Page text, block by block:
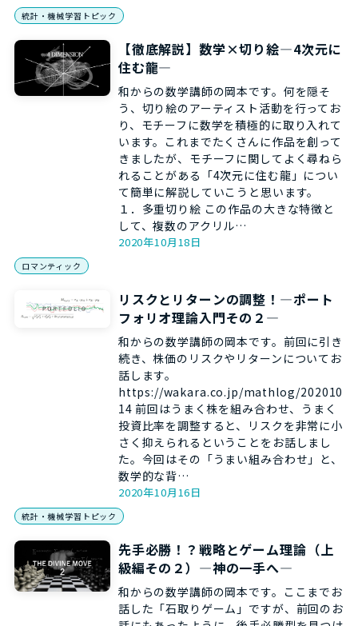
統計・機械学習トピック
【徹底解説】数学×切り絵―4次元に
住む龍―
和からの数学講師の岡本です。何を隠そ
う、切り絵のアーティスト活動を行ってお
り、モチーフに数学を積極的に取り入れて
います。これまでたくさんに作品を創って
きましたが、モチーフに関してよく尋ねら
れることがある「4次元に住む龍」につい
て簡単に解説していこうと思います。
１．多重切り絵 この作品の大きな特徴と
して、複数のアクリル…
2020年10月18日
ロマンティック
リスクとリターンの調整！―ポート
フォリオ理論入門その２―
和からの数学講師の岡本です。前回に引き
続き、株価のリスクやリターンについてお
話します。
https://wakara.co.jp/mathlog/202010
14 前回はうまく株を組み合わせ、うまく
投資比率を調整すると、リスクを非常に小
さく抑えられるということをお話しまし
た。今回はその「うまい組み合わせ」と、
数学的な背…
2020年10月16日
統計・機械学習トピック
先手必勝！？戦略とゲーム理論（上
級編その２）―神の一手へ―
和からの数学講師の岡本です。ここまでお
話した「石取りゲーム」ですが、前回のお